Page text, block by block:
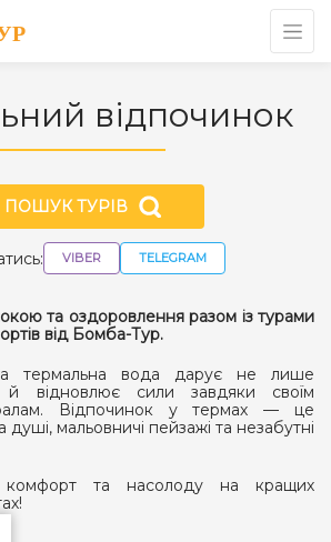
відпочинок
ПОШУК ТУРІВ
VIBER TELEGRAM
та оздоровлення разом із турами
від Бомба-Тур.
термальна вода дарує не лише
й відновлює сили завдяки своїм
Відпочинок у термах — це
душі, мальовничі пейзажі та незабутні
комфорт та насолоду на кращих